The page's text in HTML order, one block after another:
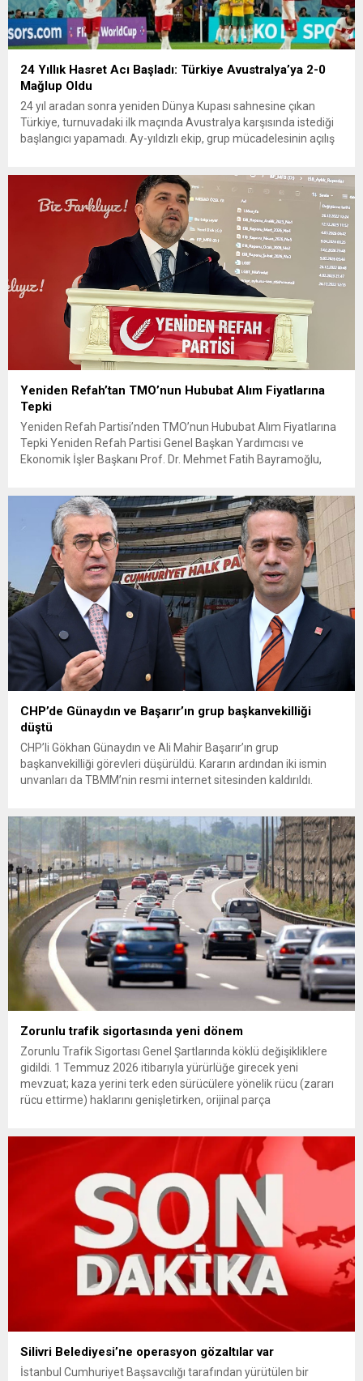
24 Yıllık Hasret Acı Başladı: Türkiye Avustralya’ya 2-0
Mağlup Oldu
24 yıl aradan sonra yeniden Dünya Kupası sahnesine çıkan
Türkiye, turnuvadaki ilk maçında Avustralya karşısında istediği
başlangıcı yapamadı. Ay-yıldızlı ekip, grup mücadelesinin açılış
itibaren iki takım da kontrollü bir oyun sergilerken, Avustralya
özellikle hızlı hücumlarla etkili olmaya...
Yeniden Refah’tan TMO’nun Hububat Alım Fiyatlarına
Tepki
Yeniden Refah Partisi’nden TMO’nun Hububat Alım Fiyatlarına
Tepki Yeniden Refah Partisi Genel Başkan Yardımcısı ve
Ekonomik İşler Başkanı Prof. Dr. Mehmet Fatih Bayramoğlu,
fiyatların çiftçinin artan maliyetlerini karşılamaktan uzak
olduğunu savunarak fiyatların yeniden değerlendirilmesi
çağrısında...
CHP’de Günaydın ve Başarır’ın grup başkanvekilliği
düştü
CHP’li Gökhan Günaydın ve Ali Mahir Başarır’ın grup
başkanvekilliği görevleri düşürüldü. Kararın ardından iki ismin
unvanları da TBMM’nin resmi internet sitesinden kaldırıldı.
çıkarma cezası uygulanmak üzere Yüksek Disiplin Kurulu’na
(YDK) sevk edilen ve partideki tüm görevlerinden...
Zorunlu trafik sigortasında yeni dönem
Zorunlu Trafik Sigortası Genel Şartlarında köklü değişikliklere
gidildi. 1 Temmuz 2026 itibarıyla yürürlüğe girecek yeni
mevzuat; kaza yerini terk eden sürücülere yönelik rücu (zararı
rücu ettirme) haklarını genişletirken, orijinal parça
getiriyor. Hazine Müsteşarlığına bağlı ilgili kurumlarca...
Silivri Belediyesi’ne operasyon gözaltılar var
İstanbul Cumhuriyet Başsavcılığı tarafından yürütülen bir